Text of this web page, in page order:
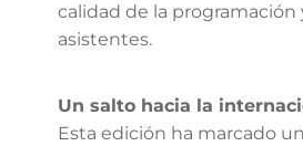
calidad de la programación
asistentes.
Un salto hacia la
Esta edición ha marcado